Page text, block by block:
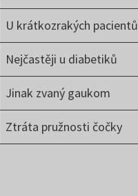
U krátkozrakých pacientů
Nejčastěji u diabetiků
Jinak zvaný gaukom
Ztráta pružnosti čočky